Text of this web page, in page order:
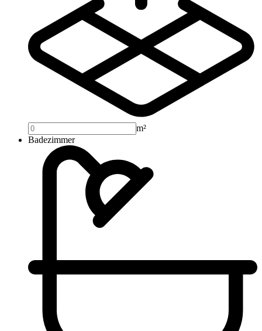
m²
Badezimmer